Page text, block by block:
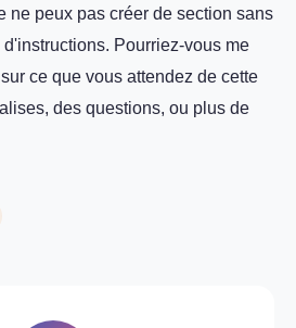
ne peux pas créer de section sans
Pourriez-vous me
ce que vous attendez de cette
des questions, ou plus de